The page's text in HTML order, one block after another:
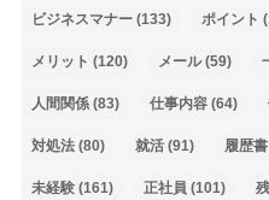
ビジネスマナー(133) ポイント
メリット (120) メール(59)
人間関係(83) 仕事内容(64)
対処法(80) 就活(91) 履歴書
未経験(161) 正社員 (101)